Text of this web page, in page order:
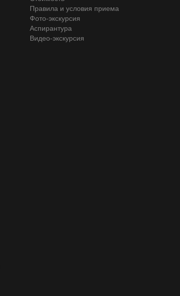
Правила и условия приема
Фото-экскурсия
Аспирантура
Видео-экскурсия